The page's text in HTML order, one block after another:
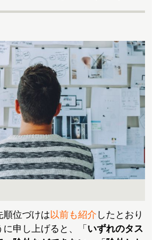
位づけは 以前も紹介 したとおり
申し上げると、「 いずれのタス